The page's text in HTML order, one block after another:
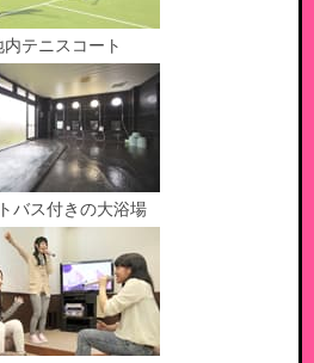
内テニスコート
バス付きの大浴場